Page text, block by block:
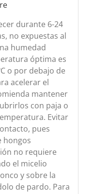
durante 6-24
no expuestas al
humedad
óptima es
o por debajo de
acelerar el
mantener
con paja o
Evitar
pues
hongos
no requiere
el micelio
y sobre la
de pardo. Para